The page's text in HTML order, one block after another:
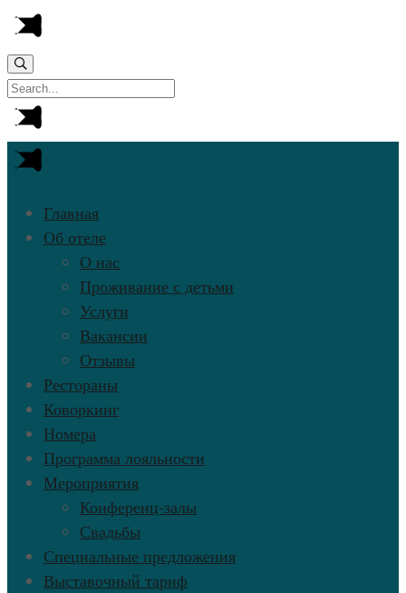
Главная
Об отеле
О нас
Проживание с детьми
Услуги
Вакансии
Отзывы
Рестораны
Коворкинг
Номера
Программа лояльности
Мероприятия
Конференц-залы
Свадьбы
Специальные предложения
Выставочный тариф